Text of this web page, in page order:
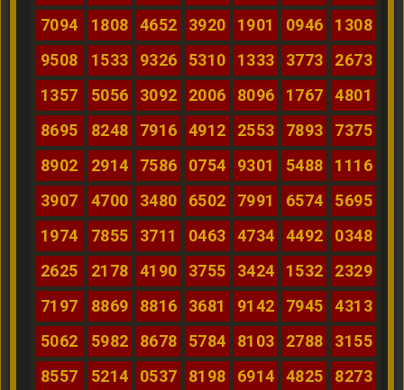
7094
1808 4652 3920 1901 0946
1308
9508
1533 9326 5310 1333 3773
2673
1357
5056 3092 2006 8096 1767
4801
8695
8248 7916 4912 2553 7893
7375
8902
2914 7586 0754 9301 5488
1116
3907
4700 3480 6502 7991 6574
5695
1974
7855 3711 0463 4734 4492
0348
2625
2178 4190 3755 3424 1532
2329
7197
8869 8816 3681 9142 7945
4313
5062
5982 8678 5784 8103 2788
3155
8557
5214 0537 8198 6914 4825
8273